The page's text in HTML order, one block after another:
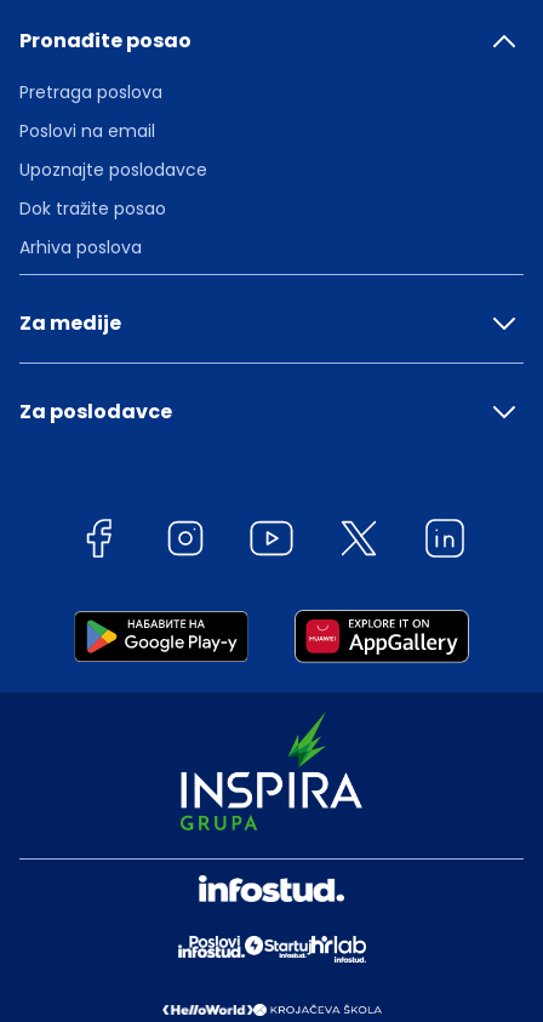
Pronađite posao
Pretraga poslova
Poslovi na email
Upoznajte poslodavce
Dok tražite posao
Arhiva poslova
Za medije
Za poslodavce